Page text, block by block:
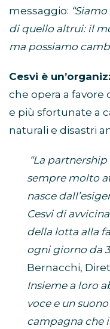
messaggio:
di quello altrui: il
ma possiamo
Cesvi è
che opera a favore
e più sfortunate a
naturali e disastri
“La
sempre molto
nasce
Cesvi di
della lotta alla
ogni giorno da
Bernacchi,
Insieme a loro
voce e un
campagna che